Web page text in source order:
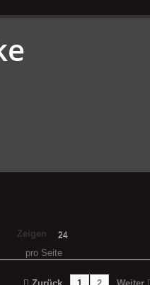
Zeigen 24
pro Seite